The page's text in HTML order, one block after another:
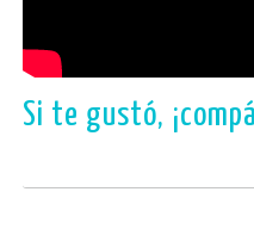
Si te gustó,